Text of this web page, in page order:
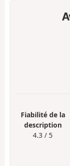
Fiabilité de la
description
4.3 / 5